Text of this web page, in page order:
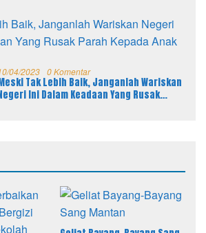
04/2023 0 Komentar
Tak Lebih Baik, Janganlah Wariskan
Ini Dalam Keadaan Yang Rusak